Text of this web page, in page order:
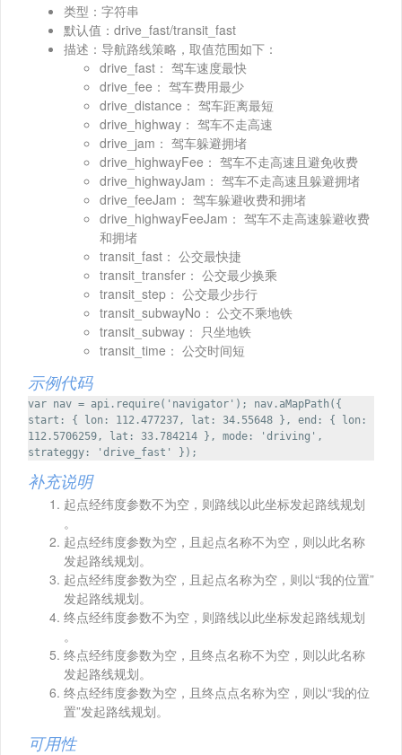
类型：字符串
默认值：drive_fast/transit_fast
描述：导航路线策略，取值范围如下：
drive_fast： 驾车速度最快
drive_fee： 驾车费用最少
drive_distance： 驾车距离最短
drive_highway： 驾车不走高速
drive_jam： 驾车躲避拥堵
drive_highwayFee： 驾车不走高速且避免收费
drive_highwayJam： 驾车不走高速且躲避拥堵
drive_feeJam： 驾车躲避收费和拥堵
drive_highwayFeeJam： 驾车不走高速躲避收费
和拥堵
transit_fast： 公交最快捷
transit_transfer： 公交最少换乘
transit_step： 公交最少步行
transit_subwayNo： 公交不乘地铁
transit_subway： 只坐地铁
transit_time： 公交时间短
示例代码
var nav = api.require('navigator'); nav.aMapPath({
start: { lon: 112.477237, lat: 34.55648 }, end: { lon:
112.5706259, lat: 33.784214 }, mode: 'driving',
strateggy: 'drive_fast' });
补充说明
起点经纬度参数不为空，则路线以此坐标发起路线规划
。
起点经纬度参数为空，且起点名称不为空，则以此名称
发起路线规划。
起点经纬度参数为空，且起点名称为空，则以“我的位置”
发起路线规划。
终点经纬度参数不为空，则路线以此坐标发起路线规划
。
终点经纬度参数为空，且终点名称不为空，则以此名称
发起路线规划。
终点经纬度参数为空，且终点点名称为空，则以“我的位
置”发起路线规划。
可用性